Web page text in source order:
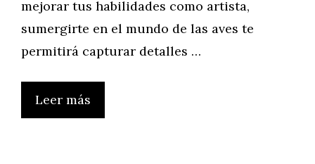
mejorar tus habilidades como artista,
sumergirte en el mundo de las aves te
permitirá capturar detalles …
Leer más